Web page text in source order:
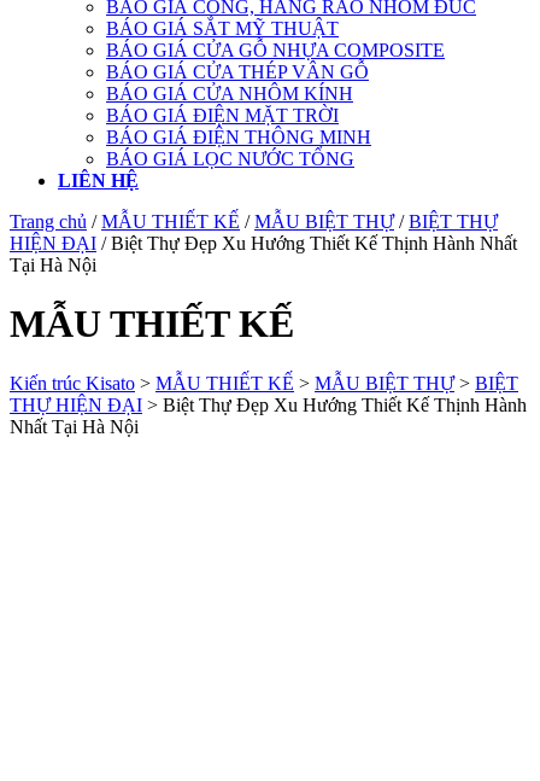
BÁO GIÁ CỔNG, HÀNG RÀO NHÔM ĐÚC
BÁO GIÁ SẮT MỸ THUẬT
BÁO GIÁ CỬA GỖ NHỰA COMPOSITE
BÁO GIÁ CỬA THÉP VÂN GỖ
BÁO GIÁ CỬA NHÔM KÍNH
BÁO GIÁ ĐIỆN MẶT TRỜI
BÁO GIÁ ĐIỆN THÔNG MINH
BÁO GIÁ LỌC NƯỚC TỔNG
LIÊN HỆ
Trang chủ /MẪU THIẾT KẾ /MẪU BIỆT THỰ/BIỆT THỰ
HIỆN ĐẠI / Biệt Thự Đẹp Xu Hướng Thiết Kế Thịnh Hành Nhất
Tại Hà Nội
MẪU THIẾT KẾ
Kiến trúc Kisato > MẪU THIẾT KẾ > MẪU BIỆT THỰ> BIỆT
THỰ HIỆN ĐẠI > Biệt Thự Đẹp Xu Hướng Thiết Kế Thịnh Hành
Nhất Tại Hà Nội